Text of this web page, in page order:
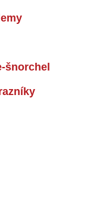
šnorchel